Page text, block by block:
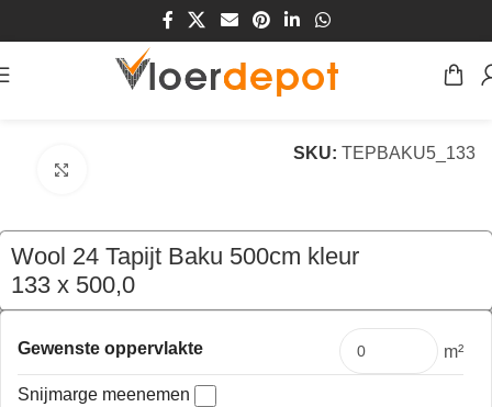
/Vloeren/Tapijt
SKU: TEPBAKU5_133
Wool 24 Tapijt Baku 500cm kleur
133 x 500,0
€324,75 per mtr
Gewenste oppervlakte m²
Snijmarge meenemen